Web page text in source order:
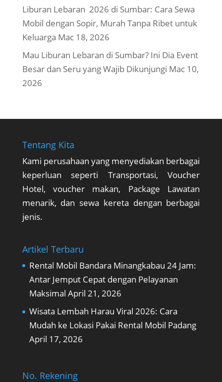
Liburan Lebaran 2026 di Sumbar: Cara Sewa
Mobil dengan Sopir, Murah Tanpa Ribet untuk
Keluarga Mac 18, 2026
Mau Liburan Lebaran di Sumbar? Ini Dia Event
Besar dan Seru yang Wajib Dikunjungi Mac 10,
2026
Tentang Kita
Kami perusahaan yang menyediakan berbagai
keperluan seperti Transportasi, Voucher
Hotel, voucher makan, Package Lawatan
menarik, dan sewa kereta dengan berbagai
jenis.
Artikel Terbaru
Rental Mobil Bandara Minangkabau 24 Jam:
Antar Jemput Cepat dengan Pelayanan
Maksimal April 21, 2026
Wisata Lembah Harau Viral 2026: Cara
Mudah ke Lokasi Pakai Rental Mobil Padang
April 17, 2026
No. Rekening